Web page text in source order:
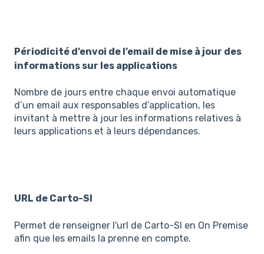
Périodicité d’envoi de l’email de mise à jour des
informations sur les applications
Nombre de jours entre chaque envoi automatique
d’un email aux responsables d’application, les
invitant à mettre à jour les informations relatives à
leurs applications et à leurs dépendances.
URL de Carto-SI
Permet de renseigner l'url de Carto-SI en On Premise
afin que les emails la prenne en compte.